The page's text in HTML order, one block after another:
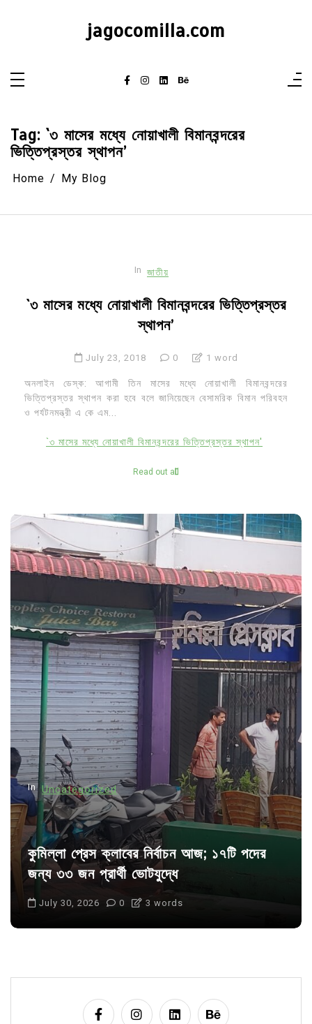
jagocomilla.com
Tag: `৩ মাসের মধ্যে নোয়াখালী বিমানবন্দরের
ভিত্তিপ্রস্তর স্থাপন’
Home My Blog
In জাতীয়
`৩ মাসের মধ্যে নোয়াখালী বিমানবন্দরের ভিত্তিপ্রস্তর
স্থাপন’
July 23, 2018 0 1 word
অনলাইন ডেস্ক: আগামী তিন মাসের মধ্যে নোয়াখালী বিমানবন্দরের
ভিত্তিপ্রস্তর স্থাপন করা হবে বলে জানিয়েছেন বেসামরিক বিমান পরিবহন
ও পর্যটনমন্ত্রী এ কে এম...
`৩ মাসের মধ্যে নোয়াখালী বিমানবন্দরের ভিত্তিপ্রস্তর স্থাপন'
Read out all
In Uncategorized
কুমিল্লা প্রেস ক্লাবের নির্বাচন আজ; ১৭টি পদের
জন্য ৩৩ জন প্রার্থী ভোটযুদ্ধে
July 30, 2026 0 3 words